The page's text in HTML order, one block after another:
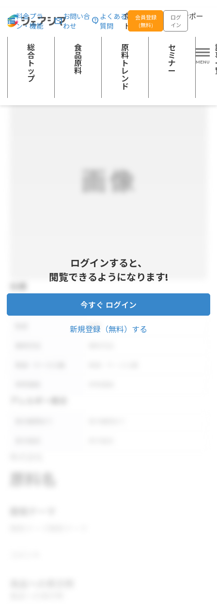
食品の企画開発をサポー
トする
料金プラ
ン・機能
お問い合
わせ
よくある
質問
会員登録
(無料)
ログ
イン
総
合
ト
ッ
プ
食
品
原
料
原
料
ト
レ
ン
ド
セ
ミ
ナ
ー
総合トップ 食品原料 フレバランサー™VS
酸味料
ログインすると、
閲覧できるようになります!
今すぐ ログイン
新規登録（無料）する
内容量
形状